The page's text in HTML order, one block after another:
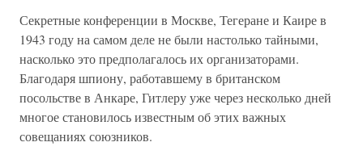
Секретные конференции в Москве, Тегеране и Каире в
1943 году на самом деле не были настолько тайными,
насколько это предполагалось их организаторами.
Благодаря шпиону, работавшему в британском
посольстве в Анкаре, Гитлеру уже через несколько дней
многое становилось известным об этих важных
совещаниях союзников.